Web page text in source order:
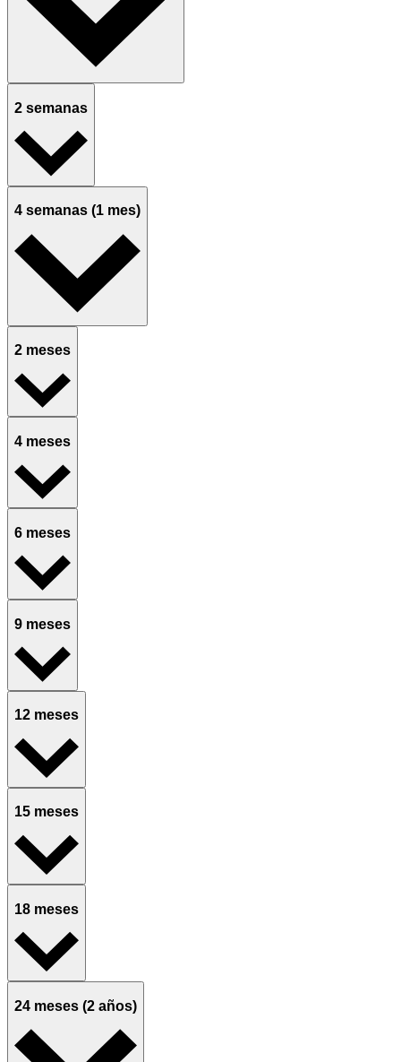
2 semanas
4 semanas (1 mes)
2 meses
4 meses
6 meses
9 meses
12 meses
15 meses
18 meses
24 meses (2 años)